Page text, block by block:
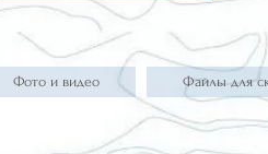
Фото и видео Файлы для